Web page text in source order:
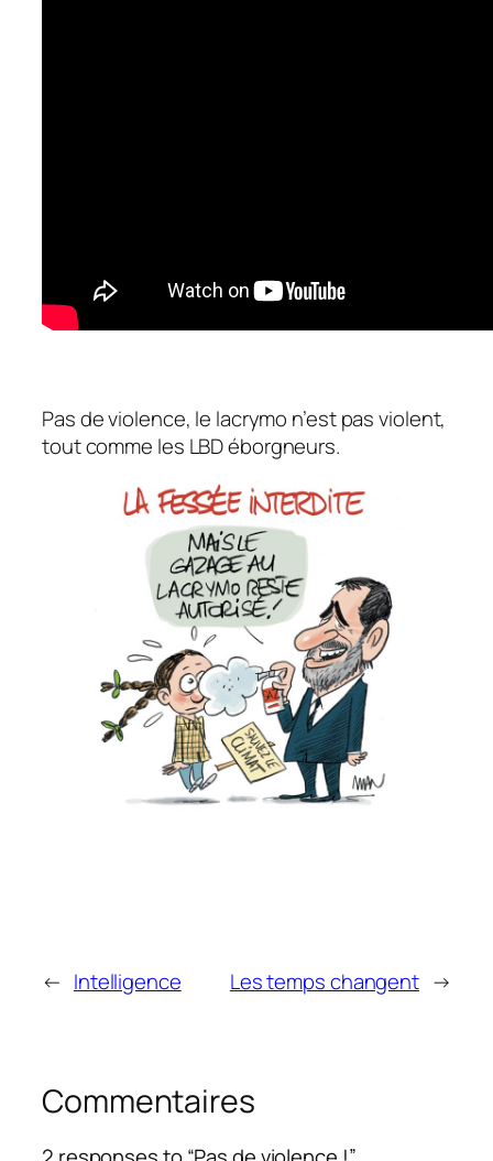
Pas de violence, le lacrymo n’est pas violent,
tout comme les LBD éborgneurs.
← Intelligence Les temps changent →
Commentaires